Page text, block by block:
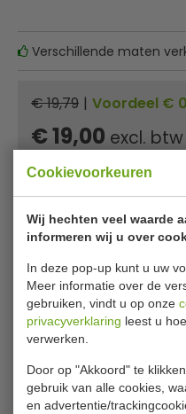
Cookievoorkeuren
Wij hechten veel waarde
informeren wij u over
In deze pop-up kunt u uw
Meer informatie over de
gebruiken, vindt u op onze
privacyverklaring leest u
verwerken.
Door op "Akkoord" te
gebruik van alle cookies,
en advertentie/
Verschillende maten
€ 19,79 | Voordeel €
€ 19,00 excl. btw
€ 22,99
Ofbetaal 7,66in 3
✔ Gratis verzending* ✔
prijsgarantie
Olympia ovale
cm